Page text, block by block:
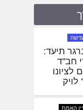
אב:
יצחק